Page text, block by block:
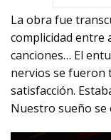
La obra fue
complicidad entre
canciones… El
nervios se fueron
satisfacción.
Nuestro sueño se